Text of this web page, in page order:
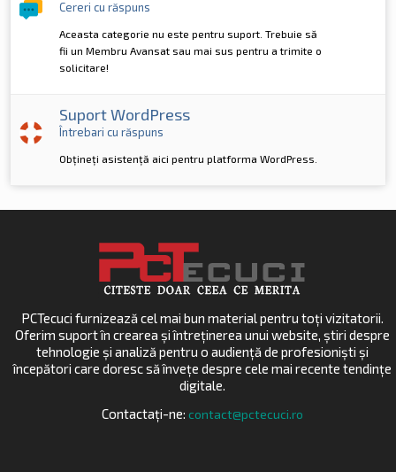
Cereri cu răspuns
Aceasta categorie nu este pentru suport. Trebuie să
fii un Membru Avansat sau mai sus pentru a trimite o
solicitare!
Suport WordPress
Întrebari cu răspuns
Obțineți asistență aici pentru platforma WordPress.
PCTecuci furnizează cel mai bun material pentru toți vizitatorii.
Oferim suport în crearea și întreținerea unui website, știri despre
tehnologie și analiză pentru o audiență de profesioniști și
începători care doresc să învețe despre cele mai recente tendințe
digitale.
Contactați-ne: contact@pctecuci.ro